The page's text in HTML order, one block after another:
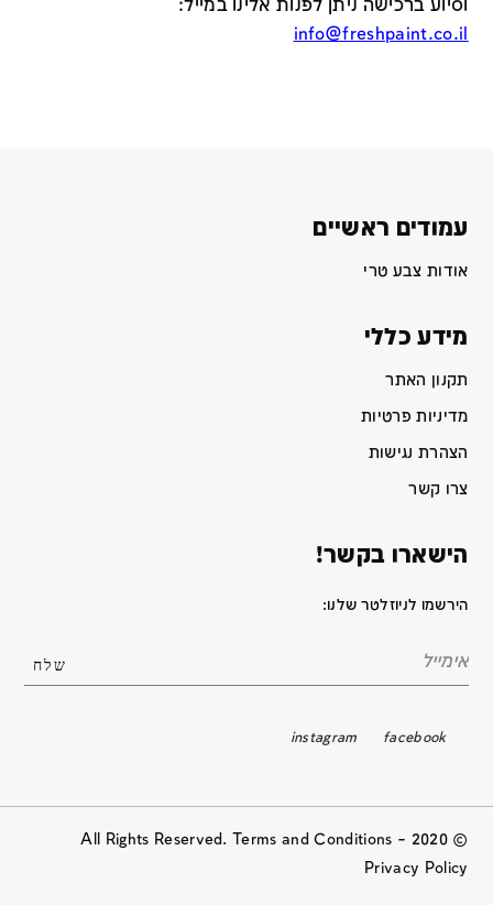
וסיוע ברכישה ניתן לפנות אלינו במייל:
info@freshpaint.co.il
עמודים ראשיים
אודות צבע טרי
מידע כללי
תקנון האתר
מדיניות פרטיות
הצהרת נגישות
צרו קשר
הישארו בקשר!
הירשמו לניוזלטר שלנו:
facebook
instagram
© 2020 All Rights Reserved. Terms and Conditions –
Privacy Policy